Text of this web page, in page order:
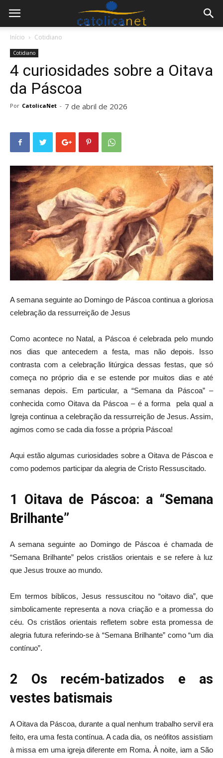
Início Cotidiano
Cotidiano
4 curiosidades sobre a Oitava
da Páscoa
Por CatolicaNet - 7 de abril de 2026
A semana seguinte ao Domingo de Páscoa continua a gloriosa
celebração da ressurreição de Jesus
Como acontece no Natal, a Páscoa é celebrada pelo mundo
nos dias que antecedem a festa, mas não depois. Isso
contrasta com a celebração litúrgica dessas festas, que só
começa no próprio dia e se estende por muitos dias e até
semanas depois. Em particular, a “Semana da Páscoa” –
conhecida como Oitava da Páscoa – é a forma pela qual a
Igreja continua a celebração da ressurreição de Jesus. Assim,
agimos como se cada dia fosse a própria Páscoa!
Aqui estão algumas curiosidades sobre a Oitava de Páscoa e
como podemos participar da alegria de Cristo Ressuscitado.
1 Oitava de Páscoa: a “Semana
Brilhante”
A semana seguinte ao Domingo de Páscoa é chamada de
“Semana Brilhante” pelos cristãos orientais e se refere à luz
que Jesus trouxe ao mundo.
Em termos bíblicos, Jesus ressuscitou no “oitavo dia”, que
simbolicamente representa a nova criação e a promessa do
céu. Os cristãos orientais refletem sobre esta promessa de
alegria futura referindo-se à “Semana Brilhante” como “um dia
contínuo”.
2 Os recém-batizados e as
vestes batismais
A Oitava da Páscoa, durante a qual nenhum trabalho servil era
feito, era uma festa contínua. A cada dia, os neófitos assistiam
à missa em uma igreja diferente em Roma. À noite, iam a São